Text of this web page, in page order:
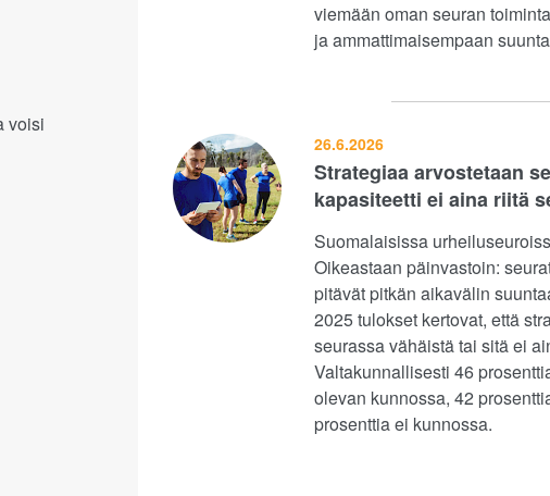
voisi
viemään oman seuran
ja ammattimaisempaan
26.6.2026
Strategiaa arvostetaan
kapasiteetti ei aina riitä
Suomalaisissa
Oikeastaan päinvastoin:
pitävät pitkän aikavälin
2025 tulokset kertovat, että
seurassa vähäistä tai sitä ei
Valtakunnallisesti 46
olevan kunnossa, 42
prosenttia ei kunnossa.